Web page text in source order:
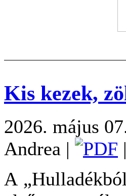
Kis kezek,
2026. május
Andrea | |
A